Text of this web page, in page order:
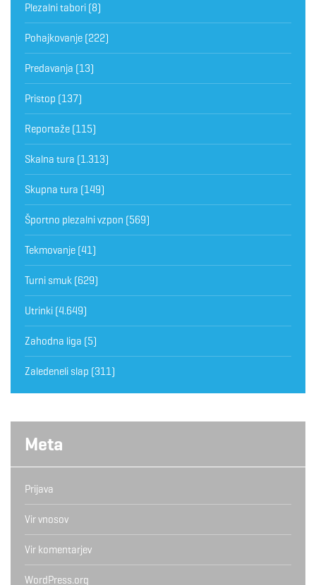
Plezalni tabori (8)
Pohajkovanje (222)
Predavanja (13)
Pristop (137)
Reportaže (115)
Skalna tura (1.313)
Skupna tura (149)
Športno plezalni vzpon (569)
Tekmovanje (41)
Turni smuk (629)
Utrinki (4.649)
Zahodna liga (5)
Zaledeneli slap (311)
Meta
Prijava
Vir vnosov
Vir komentarjev
WordPress.org